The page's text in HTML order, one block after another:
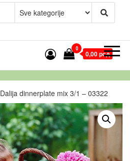
0
0,00 рсд
Dalija dinnerplate mix 3/1 – 03322